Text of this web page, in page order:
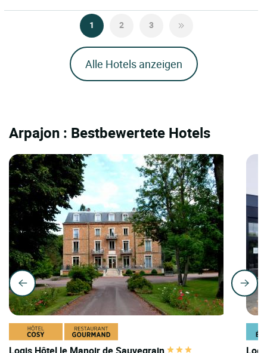
1 2 3
Alle Hotels anzeigen
Arpajon : Bestbewertete Hotels